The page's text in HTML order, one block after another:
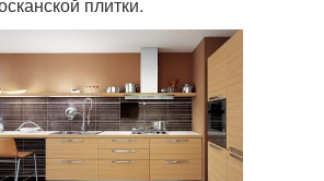
плитки.